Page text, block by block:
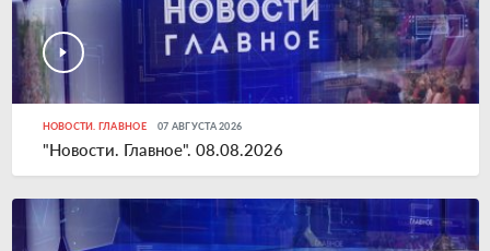
НОВОСТИ. ГЛАВНОЕ 07 АВГУСТА 2026
"Новости. Главное". 08.08.2026